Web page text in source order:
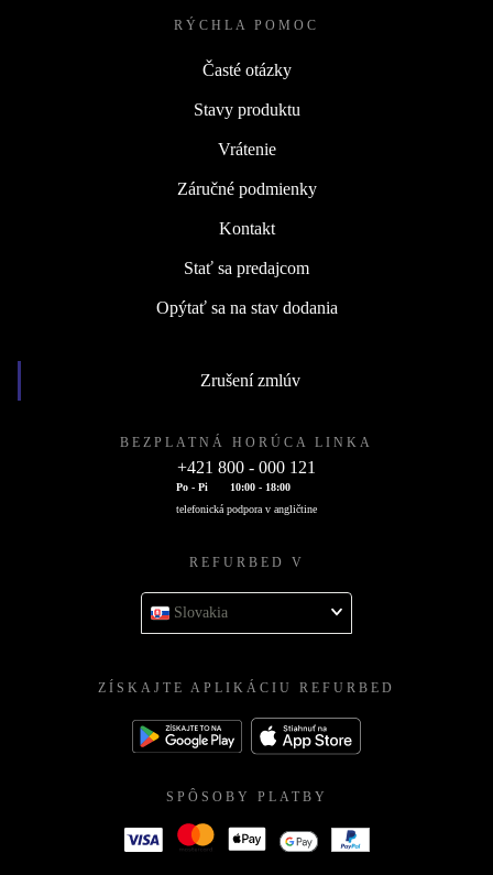
RÝCHLA POMOC
Časté otázky
Stavy produktu
Vrátenie
Záručné podmienky
Kontakt
Stať sa predajcom
Opýtať sa na stav dodania
Zrušení zmlúv
BEZPLATNÁ HORÚCA LINKA
+421 800 - 000 121
Po - Pi
10:00 - 18:00
telefonická podpora v angličtine
REFURBED V
Slovakia
ZÍSKAJTE APLIKÁCIU REFURBED
SPÔSOBY PLATBY